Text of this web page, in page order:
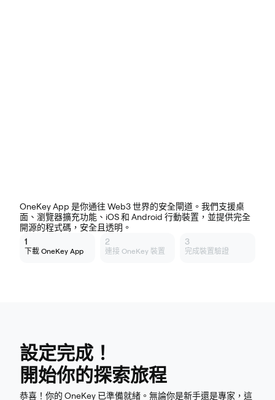
OneKey App 是你通往 Web3 世界的安全閘道。我們支援桌
面、瀏覽器擴充功能、iOS 和 Android 行動裝置，並提供完全
開源的程式碼，安全且透明。
1
下載 OneKey App
2
連接 OneKey 裝置
3
完成裝置驗證
設定完成！
開始你的探索旅程
恭喜！你的 OneKey 已準備就緒。無論你是新手還是專家，這